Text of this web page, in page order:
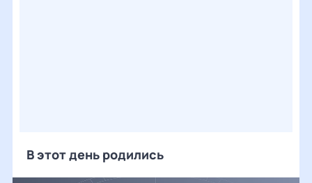
В этот день родились